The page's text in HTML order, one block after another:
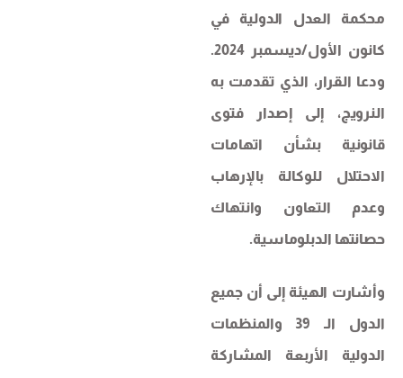
محكمة العدل الدولية في
كانون الأول/ديسمبر 2024.
ودعا القرار، الذي تقدمت به
النرويج، إلى إصدار فتوى
قانونية بشأن اتهامات
الاحتلال للوكالة بالإرهاب
وعدم التعاون وانتهاك
حصانتها الدبلوماسية.
وأشارت الهيئة إلى أن جميع
الدول الـ 39 والمنظمات
الدولية الأربعة المشاركة